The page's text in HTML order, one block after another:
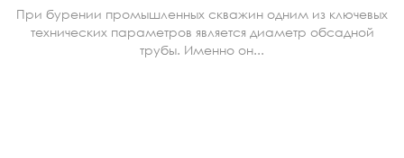
При бурении промышленных скважин одним из ключевых
технических параметров является диаметр обсадной
трубы. Именно он...